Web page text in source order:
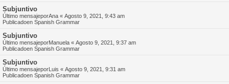
Subjuntivo
Último mensajeporAna « Agosto 9, 2021, 9:43 am
Publicadoen Spanish Grammar
Subjuntivo
Último mensajeporManuela « Agosto 9, 2021, 9:37 am
Publicadoen Spanish Grammar
Subjuntivo
Último mensajeporLuis « Agosto 9, 2021, 9:31 am
Publicadoen Spanish Grammar